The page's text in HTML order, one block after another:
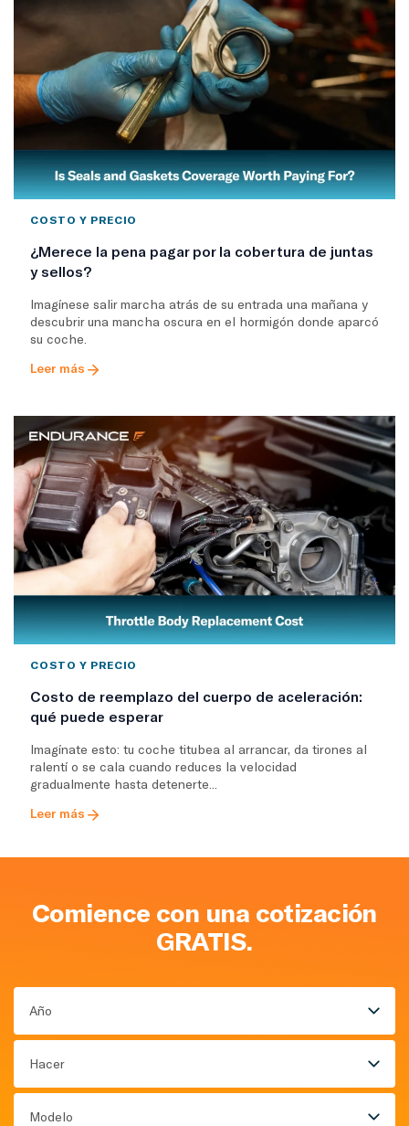
COSTO Y PRECIO
¿Merece la pena pagar por la cobertura de juntas
y sellos?
Imagínese salir marcha atrás de su entrada una mañana y
descubrir una mancha oscura en el hormigón donde aparcó
su coche.
Leer más
COSTO Y PRECIO
Costo de reemplazo del cuerpo de aceleración:
qué puede esperar
Imagínate esto: tu coche titubea al arrancar, da tirones al
ralentí o se cala cuando reduces la velocidad
gradualmente hasta detenerte...
Leer más
Comience con una cotización
GRATIS.
Año
Hacer
Modelo